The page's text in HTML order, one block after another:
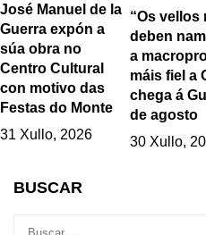
José Manuel de la
Guerra expón a
súa obra no
Centro Cultural
con motivo das
Festas do Monte
31 Xullo, 2026
“Os vellos
deben
a
máis fiel a
chega á
de agosto
30 Xullo,
BUSCAR